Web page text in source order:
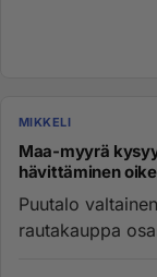
MIKKELI
Maa-myyrä
hävittäminen
Puutalo
rautakauppa